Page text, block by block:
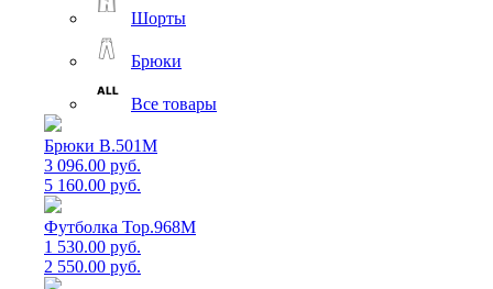
Шорты
Брюки
Все товары
Брюки B.501M
3 096.00 руб.
5 160.00 руб.
Футболка Top.968M
1 530.00 руб.
2 550.00 руб.